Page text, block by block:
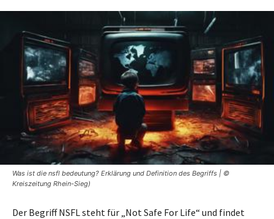
Was ist die nsfl bedeutung? Erklärung und Definition des Begriffs | ©
Kreiszeitung Rhein-Sieg)
Der Begriff NSFL steht für „Not Safe For Life“ und findet